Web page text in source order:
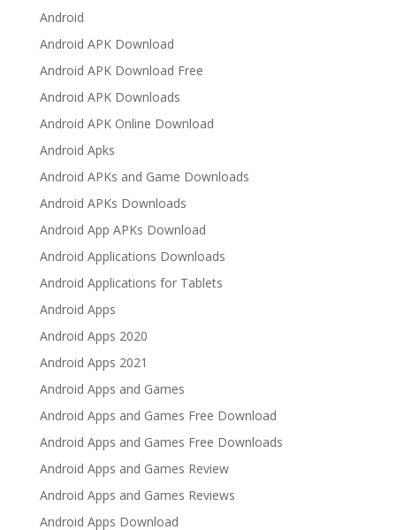
Android
Android APK Download
Android APK Download Free
Android APK Downloads
Android APK Online Download
Android Apks
Android APKs and Game Downloads
Android APKs Downloads
Android App APKs Download
Android Applications Downloads
Android Applications for Tablets
Android Apps
Android Apps 2020
Android Apps 2021
Android Apps and Games
Android Apps and Games Free Download
Android Apps and Games Free Downloads
Android Apps and Games Review
Android Apps and Games Reviews
Android Apps Download